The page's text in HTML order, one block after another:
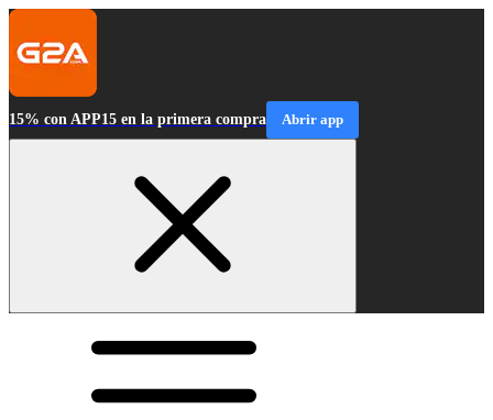
15% con APP15 en la primera compra Abrir app